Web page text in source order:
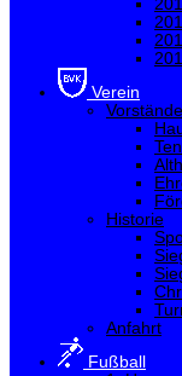
Verein
Vorstände
Historie
Anfahrt
Fußball